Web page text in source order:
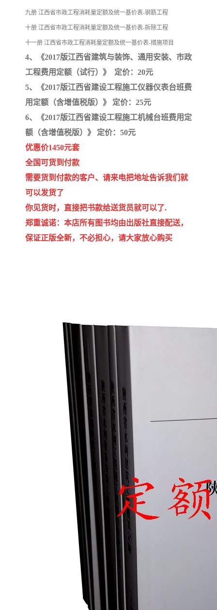
九册 江西省市政工程消耗量定额及统一基价表-钢筋工程
十册 江西省市政工程消耗量定额及统一基价表-拆除工程
十一册 江西省市政工程消耗量定额及统一基价表-措施项目
4、《2017版江西省建筑与装饰、通用安装、市政
工程费用定额（试行）》 定价：20元
5、《2017版江西省建设工程施工仪器仪表台班费
用定额（含增值税版）》 定价：25元
6、《2017版江西省建设工程施工机械台班费用定
额（含增值税版）》 定价：50元
优惠价1450元套
全国可货到付款
需要货到付款的客户、请来电把地址告诉我们就
可以发货了
你见货时，直接把书款给送货员就可以了.
郑重诚诺：本店所有图书均由出版社直接配送，
保证正版全新，不必担心，请大家放心购买